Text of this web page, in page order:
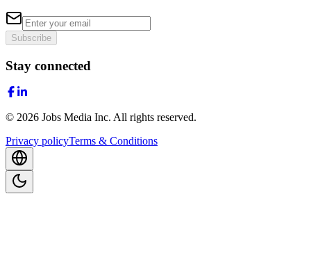
Subscribe
Stay connected
© 2026 Jobs Media Inc. All rights reserved.
Privacy policyTerms & Conditions